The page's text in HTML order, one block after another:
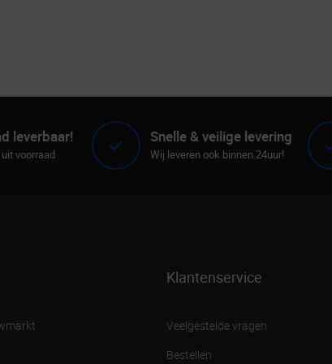
leverbaar!
voorraad
Snelle & veilige levering
Wij leveren ook binnen 24uur!
Klantenservice
Veelgestelde vragen
Bestellen